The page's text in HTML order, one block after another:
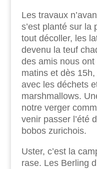
Les travaux
s’est planté sur la
tout décoller, les
devenu la teuf
des amis nous
matins et dès
avec les déchets
marshmallows.
notre verger
venir passer l’été
bobos zurichois.
Uster, c’est la
rase. Les Berling